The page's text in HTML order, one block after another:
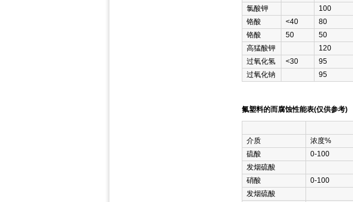
氯酸钾
100
铬酸
<40 80
铬酸
50 50
高猛酸钾
120
过氧化氢
<30 95
过氧化钠
95
氟塑料的而腐蚀性能表(仅供参考)
介质
浓度%
硫酸
0-100
发烟硫酸
硝酸
0-100
发烟硫酸